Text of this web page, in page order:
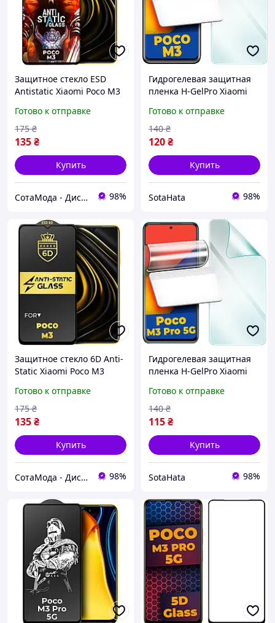
Защитное стекло ESD
Antistatic Xiaomi Poco M3
Готово к отправке
135₴
175 ₴
Купить
СотаМода - Дискаунтер аксессуаров 98%
Гидрогелевая защитная
пленка H-GelPro Xiaomi
Готово к отправке
120₴
140 ₴
Купить
SotaHata 98%
Защитное стекло 6D Anti-
Static Xiaomi Poco M3
Готово к отправке
135₴
175 ₴
Купить
СотаМода - Дискаунтер аксессуаров 98%
Гидрогелевая защитная
пленка H-GelPro Xiaomi
Готово к отправке
115₴
140 ₴
Купить
SotaHata 98%